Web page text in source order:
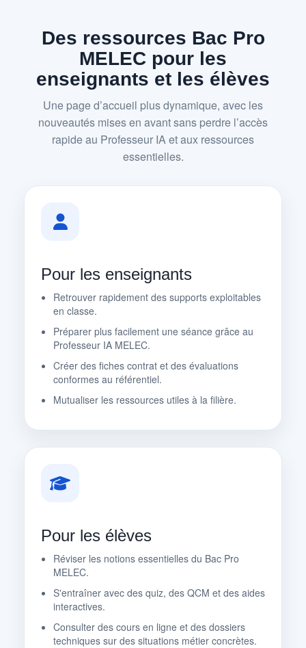
Des ressources Bac Pro
MELEC pour les
enseignants et les élèves
Une page d’accueil plus dynamique, avec les
nouveautés mises en avant sans perdre l’accès
rapide au Professeur IA et aux ressources
essentielles.
Pour les enseignants
Retrouver rapidement des supports exploitables
en classe.
Préparer plus facilement une séance grâce au
Professeur IA MELEC.
Créer des fiches contrat et des évaluations
conformes au référentiel.
Mutualiser les ressources utiles à la filière.
Pour les élèves
Réviser les notions essentielles du Bac Pro
MELEC.
S'entraîner avec des quiz, des QCM et des aides
interactives.
Consulter des cours en ligne et des dossiers
techniques sur des situations métier concrètes.